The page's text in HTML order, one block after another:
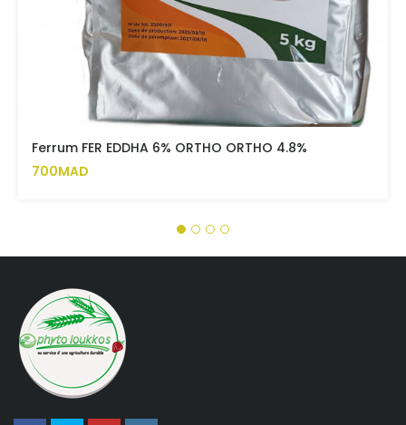
Ferrum FER EDDHA 6% ORTHO ORTHO 4.8%
700MAD